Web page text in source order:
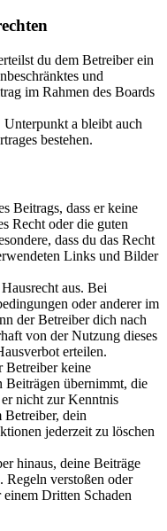
du dem Betreiber ein
und
im Rahmen des Boards
a bleibt auch
bestehen.
Beitrags, dass er keine
Recht oder die guten
dass du das Recht
Links und Bilder
aus. Bei
oder anderer im
der Betreiber dich nach
von der Nutzung dieses
erteilen.
Betreiber keine
übernimmt, die
nicht zur Kenntnis
Betreiber, dein
jederzeit zu löschen
hinaus, deine Beiträge
Regeln verstoßen oder
Dritten Schaden